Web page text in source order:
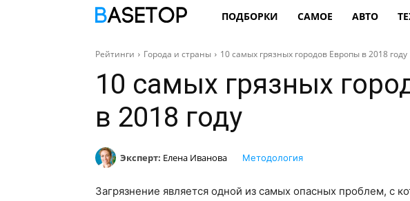
ПОДБОРКИ САМОЕ АВТО
Рейтинги Города и страны 10 самых грязных городов Европы в 2018 году
10 самых грязных
в 2018 году
Эксперт: Елена Иванова Методология
Загрязнение является одной из самых опасных проблем, с